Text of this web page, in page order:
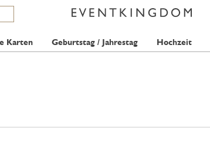
Karten Geburtstag / Jahrestag Hochzeit